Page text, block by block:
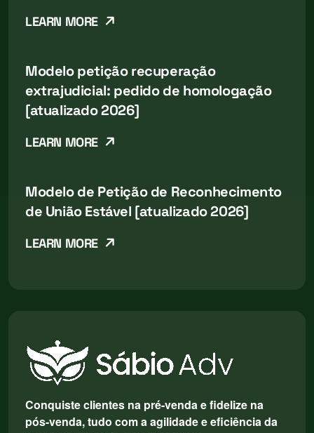
LEARN MORE
Modelo petição recuperação
extrajudicial: pedido de homologação
[atualizado 2026]
LEARN MORE
Modelo de Petição de Reconhecimento
de União Estável [atualizado 2026]
LEARN MORE
Conquiste clientes na pré-venda e fidelize na
pós-venda, tudo com a agilidade e eficiência da